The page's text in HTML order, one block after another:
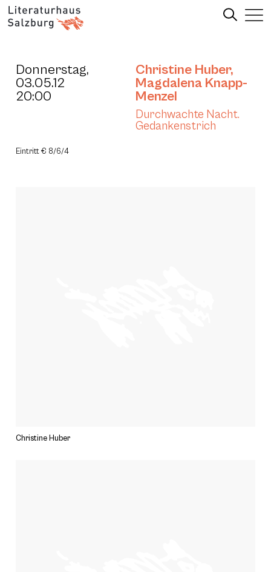
Donnerstag,
03.05.12
20:00
Christine Huber,
Magdalena Knapp-
Menzel
Durchwachte Nacht.
Gedankenstrich
Eintritt € 8/6/4
Christine Huber